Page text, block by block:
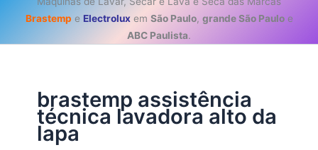
Brastemp e Electroluxem São Paulo, grande São Pauloe
ABC Paulista.
brastemp assistência
técnica lavadora alto da
lapa